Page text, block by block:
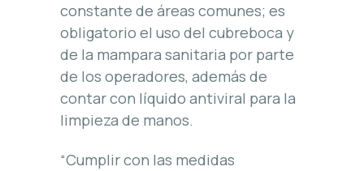
constante de áreas comunes; es
obligatorio el uso del cubreboca y
de la mampara sanitaria por parte
de los operadores, además de
contar con líquido antiviral para la
limpieza de manos.
“Cumplir con las medidas